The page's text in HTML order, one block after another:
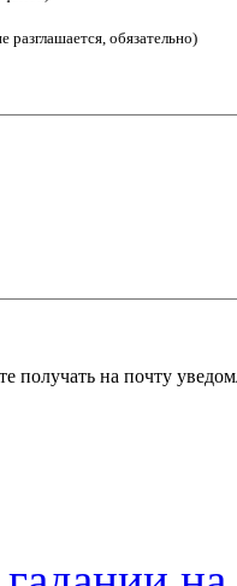
разглашается, обязательно)
получать на почту